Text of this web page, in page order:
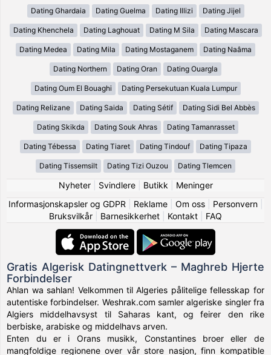
Dating Ghardaia Dating Guelma Dating Illizi Dating Jijel
Dating Khenchela Dating Laghouat Dating M Sila Dating Mascara
Dating Medea Dating Mila Dating Mostaganem Dating Naâma
Dating Northern Dating Oran Dating Ouargla
Dating Oum El Bouaghi Dating Persekutuan Kuala Lumpur
Dating Relizane Dating Saida Dating Sétif Dating Sidi Bel Abbès
Dating Skikda Dating Souk Ahras Dating Tamanrasset
Dating Tébessa Dating Tiaret Dating Tindouf Dating Tipaza
Dating Tissemsilt Dating Tizi Ouzou Dating Tlemcen
Nyheter| Svindlere| Butikk
Meninger
Informasjonskapsler og GDPR
Reklame| Om oss| Personvern|
Bruksvilkår
Barnesikkerhet Kontakt FAQ
Gratis Algerisk Datingnettverk – Maghreb Hjerte
Forbindelser
Ahlan wa sahlan! Velkommen til Algeries pålitelige fellesskap for
autentiske forbindelser. Weshrak.com samler algeriske singler fra
Algiers middelhavsyst til Saharas kant, og feirer den rike
berbiske, arabiske og middelhavs arven.
Enten du er i Orans musikk, Constantines broer eller de
mangfoldige regionene over vår store nasjon, finn kompatible